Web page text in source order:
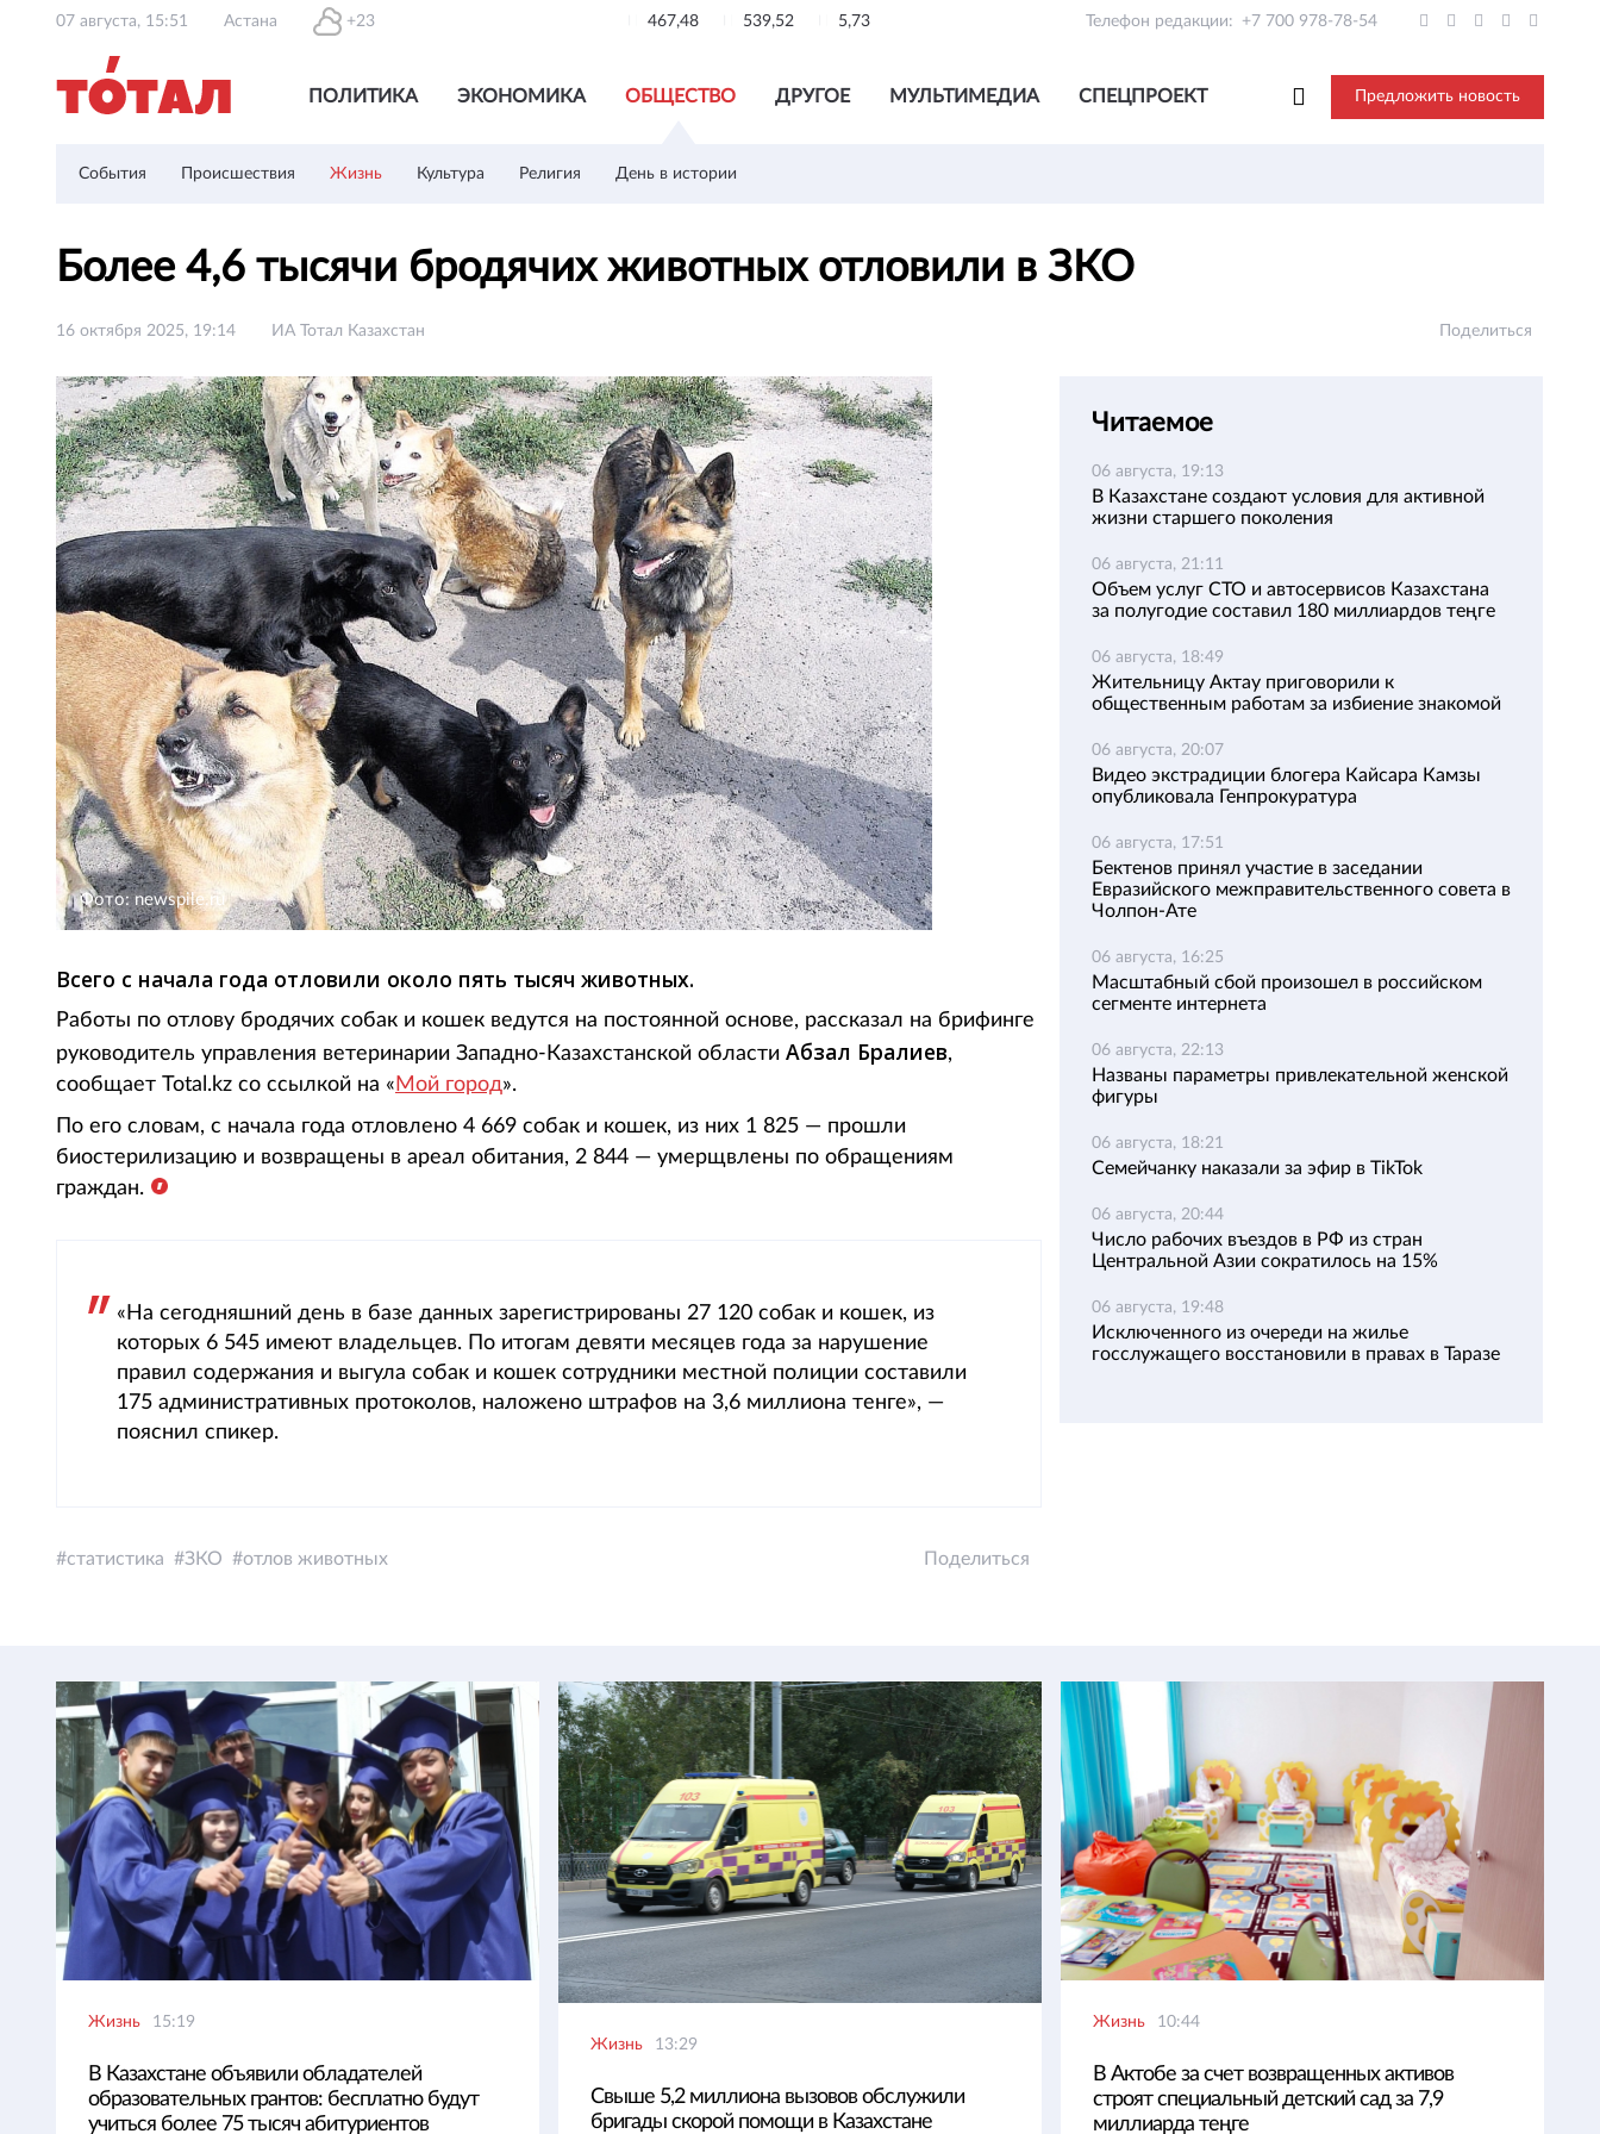
07 августа, 15:51 Астана +23 467,48 539,52 5,73 Телефон редакции: +7 700 978-78-54
ПОЛИТИКА ЭКОНОМИКА ОБЩЕСТВО ДРУГОЕ МУЛЬТИМЕДИА СПЕЦПРОЕКТ Предложить новость
События Происшествия Жизнь Культура Религия День в истории
Более 4,6 тысячи бродячих животных отловили в ЗКО
16 октября 2025, 19:14 ИА Тотал Казахстан Поделиться
Фото: newspile.ru
Всего с начала года отловили около пять тысяч животных.
Работы по отлову бродячих собак и кошек ведутся на постоянной основе, рассказал на брифинге
руководитель управления ветеринарии Западно-Казахстанской области Абзал Бралиев,
сообщает Total.kz со ссылкой на « Мой город».
По его словам, с начала года отловлено 4 669 собак и кошек, из них 1 825 — прошли
биостерилизацию и возвращены в ареал обитания, 2 844 — умерщвлены по обращениям
граждан.
«На сегодняшний день в базе данных зарегистрированы 27 120 собак и кошек, из
которых 6 545 имеют владельцев. По итогам девяти месяцев года за нарушение
правил содержания и выгула собак и кошек сотрудники местной полиции составили
175 административных протоколов, наложено штрафов на 3,6 миллиона тенге», —
пояснил спикер.
статистика ЗКО отлов животных Поделиться
Читаемое
06 августа, 19:13
В Казахстане создают условия для активной
жизни старшего поколения
06 августа, 21:11
Объем услуг СТО и автосервисов Казахстана
за полугодие составил 180 миллиардов теңге
06 августа, 18:49
Жительницу Актау приговорили к
общественным работам за избиение знакомой
06 августа, 20:07
Видео экстрадиции блогера Кайсара Камзы
опубликовала Генпрокуратура
06 августа, 17:51
Бектенов принял участие в заседании
Евразийского межправительственного совета в
Чолпон-Ате
06 августа, 16:25
Масштабный сбой произошел в российском
сегменте интернета
06 августа, 22:13
Названы параметры привлекательной женской
фигуры
06 августа, 18:21
Семейчанку наказали за эфир в TikTok
06 августа, 20:44
Число рабочих въездов в РФ из стран
Центральной Азии сократилось на 15%
06 августа, 19:48
Исключенного из очереди на жилье
госслужащего восстановили в правах в Таразе
Жизнь 15:19
В Казахстане объявили обладателей
образовательных грантов: бесплатно будут
учиться более 75 тысяч абитуриентов
Жизнь 13:29
Свыше 5,2 миллиона вызовов обслужили
бригады скорой помощи в Казахстане
Жизнь 10:44
В Актобе за счет возвращенных активов
строят специальный детский сад за 7,9
миллиарда теңге